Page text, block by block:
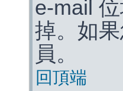
e-mail
掉。如
員。
回頂端